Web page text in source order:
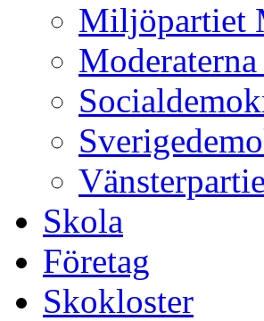
Miljöpartiet
Skola
Företag
Skokloster